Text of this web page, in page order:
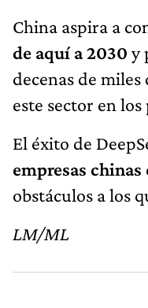
China aspira a
de aquí a 2030 y
decenas de
este sector en
El éxito de
empresas chinas
obstáculos a los
LM/ML